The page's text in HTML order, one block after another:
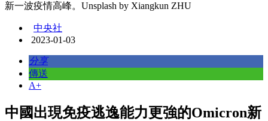
新一波疫情高峰。Unsplash by Xiangkun ZHU
中央社
2023-01-03
分享
傳送
A+
中國出現免疫逃逸能力更強的Omicron新